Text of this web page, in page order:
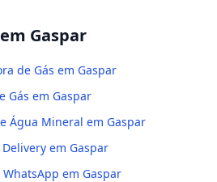
Gaspar
de Gás em Gaspar
Gás em Gaspar
Água Mineral em Gaspar
em Gaspar
em Gaspar